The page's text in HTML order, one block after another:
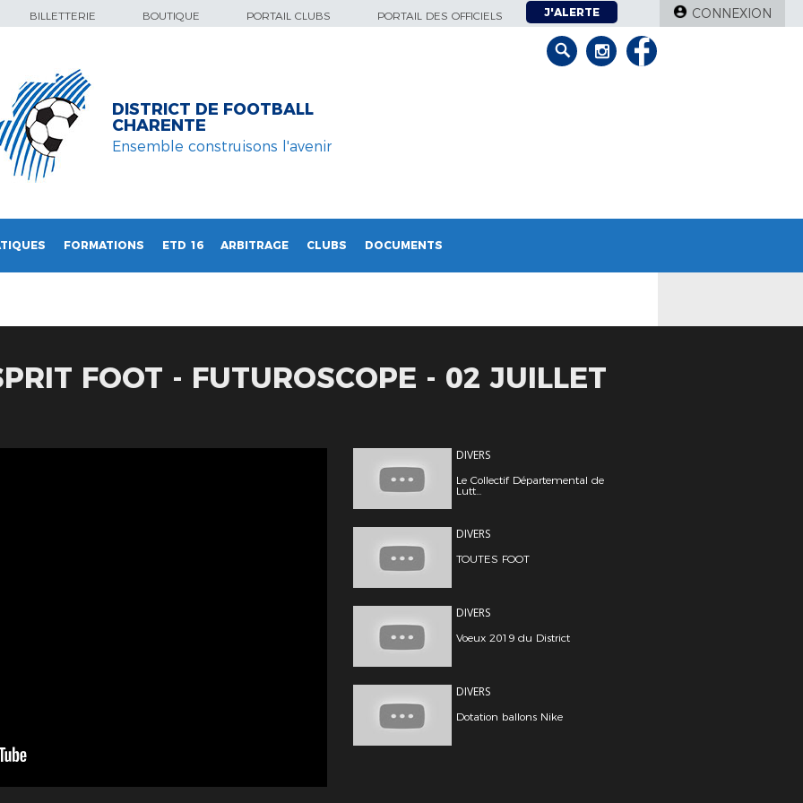
BILLETTERIE BOUTIQUE PORTAIL CLUBS PORTAIL DES OFFICIELS J'ALERTE CONNEXION
DISTRICT DE FOOTBALL
CHARENTE
Ensemble construisons l'avenir
FORMATIONS ETD 16 ARBITRAGE CLUBS DOCUMENTS
FOOT - FUTUROSCOPE - 02 JUILLET
DIVERS
Le Collectif Départemental de
Lutt...
DIVERS
TOUTES FOOT
DIVERS
Voeux 2019 du District
DIVERS
Dotation ballons Nike